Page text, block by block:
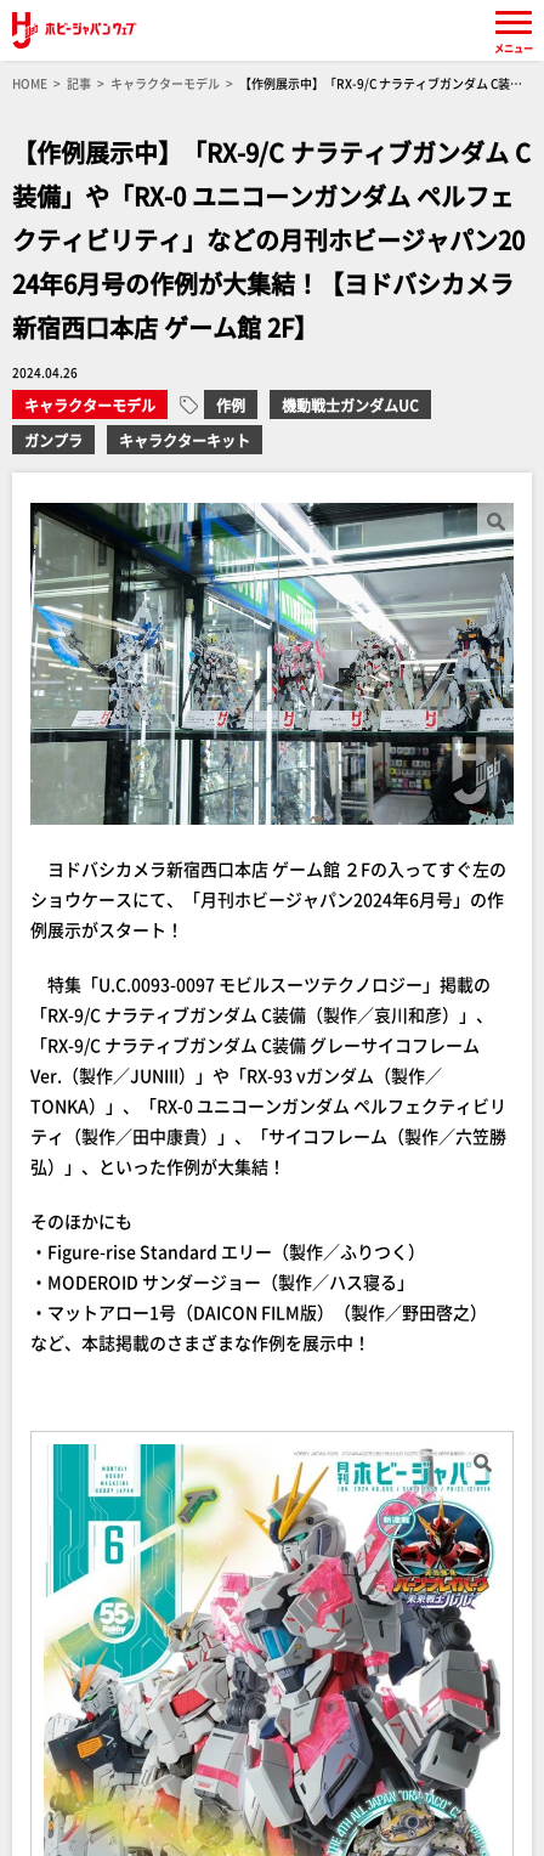
HOME 記事 キャラクターモデル
【作例展示中】「RX-9/C ナラティブガンダム C装
【作例展示中】「RX-9/C ナラティブガンダム C
装備」や「RX-0 ユニコーンガンダム ペルフェ
クティビリティ」などの月刊ホビージャパン20
24年6月号の作例が大集結！【ヨドバシカメラ
新宿西口本店 ゲーム館 2F】
2024.04.26
キャラクターモデル 作例
機動戦士ガンダムUC
ガンプラ
キャラクターキット
ヨドバシカメラ新宿西口本店 ゲーム館 ２Fの入ってすぐ左の
ショウケースにて、「月刊ホビージャパン2024年6月号」の作
例展示がスタート！
特集「U.C.0093-0097 モビルスーツテクノロジー」掲載の
「RX-9/C ナラティブガンダム C装備（製作／哀川和彦）」、
「RX-9/C ナラティブガンダム C装備 グレーサイコフレーム
Ver.（製作／JUNIII）」や「RX-93 νガンダム（製作／
TONKA）」、「RX-0 ユニコーンガンダム ペルフェクティビリ
ティ（製作／田中康貴）」、「サイコフレーム（製作／六笠勝
弘）」、といった作例が大集結！
そのほかにも
・Figure-rise Standard エリー（製作／ふりつく）
・MODEROID サンダージョー（製作／ハス寝る」
・マットアロー1号（DAICON FILM版）（製作／野田啓之）
など、本誌掲載のさまざまな作例を展示中！
メニュー